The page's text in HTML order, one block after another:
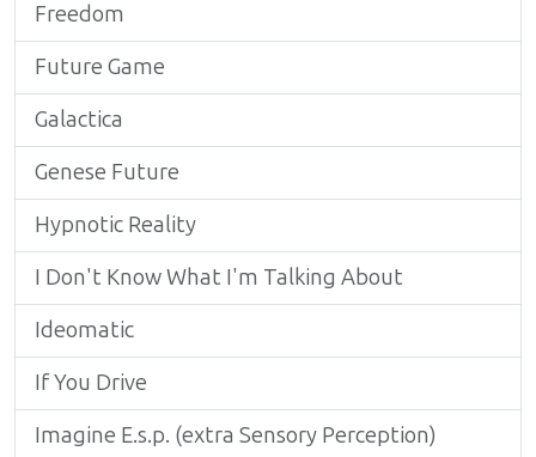
Freedom
Future Game
Galactica
Genese Future
Hypnotic Reality
I Don't Know What I'm Talking About
Ideomatic
If You Drive
Imagine E.s.p. (extra Sensory Perception)